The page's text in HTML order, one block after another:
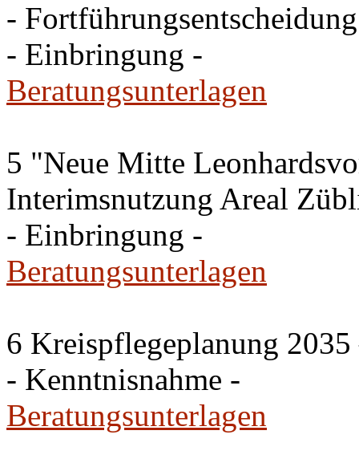
- Fortführungsentscheidung
- Einbringung -
Beratungsunterlagen
5 "Neue Mitte
Interimsnutzung Areal
- Einbringung -
Beratungsunterlagen
6 Kreispflegeplanung
- Kenntnisnahme -
Beratungsunterlagen